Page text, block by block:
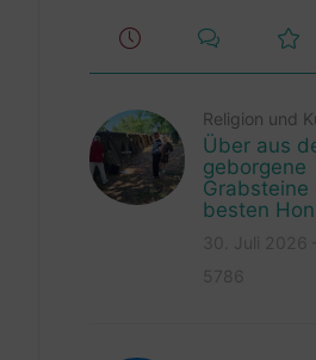
Religion und
Über aus
geborgene
Grabsteine
besten